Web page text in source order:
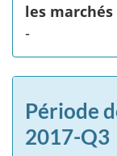
les marchés
-
Période
2017-Q3